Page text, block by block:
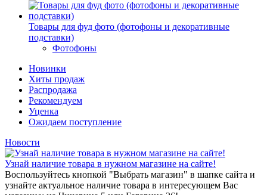
Товары для фуд фото (фотофоны и декоративные
подставки)
Фотофоны
Новинки
Хиты продаж
Распродажа
Рекомендуем
Уценка
Ожидаем поступление
Новости
Узнай наличие товара в нужном магазине на сайте!
Воспользуйтесь кнопкой "Выбрать магазин" в шапке сайта и
узнайте актуальное наличие товара в интересующем Вас